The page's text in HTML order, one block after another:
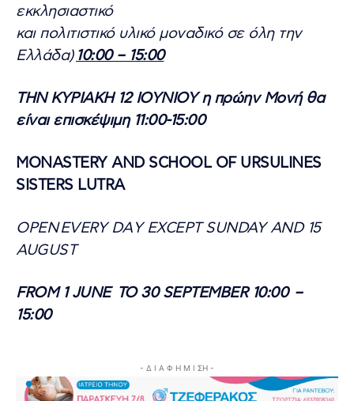
εκκλησιαστικό
και πολιτιστικό υλικό μοναδικό σε όλη την
Ελλάδα) 10:00 – 15:00
ΤΗΝ ΚΥΡΙΑΚΗ 12 ΙΟΥΝΙΟΥ η πρώην Μονή θα
είναι επισκέψιμη 11:00-15:00
MONASTERY AND SCHOOL OF URSULINES
SISTERS LUTRA
OPENΕVERY DΑY EXCEPT SUNDAY AND 15
AUGUST
FROM 1 JUΝΕTO 30 SEPTEMBER 10:00 –
15:00
- Δ Ι Α Φ Η Μ Ι ΣΗ -